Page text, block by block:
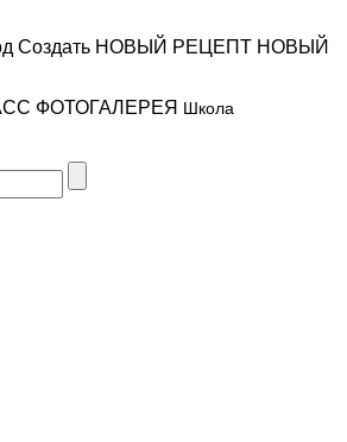
Создать НОВЫЙ РЕЦЕПТ НОВЫЙ
ФОТОГАЛЕРЕЯ Школа